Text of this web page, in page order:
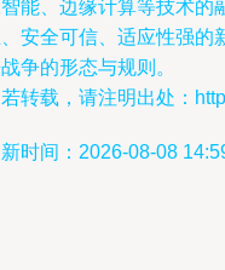
能、边缘计算等技术的
安全可信、适应性强的
争的形态与规则。
转载，请注明出处：
时间：2026-08-08